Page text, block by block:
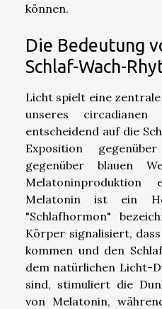
können.
Die Bedeutung
Schlaf-Wach-
Licht spielt eine
unseres circadianen
entscheidend auf die
Exposition
gegenüber blauen
Melatoninproduktion
Melatonin ist ein
"Schlafhormon"
Körper signalisiert,
kommen und den
dem natürlichen Licht-
sind, stimuliert die
von Melatonin,